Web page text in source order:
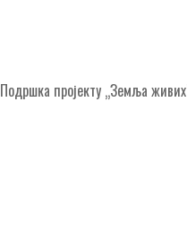
Подршка пројекту „Земља